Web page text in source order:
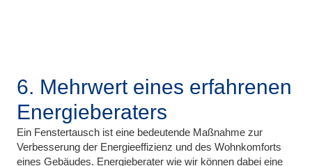
6. Mehrwert eines erfahrenen
Energieberaters
Ein Fenstertausch ist eine bedeutende Maßnahme zur
Verbesserung der Energieeffizienz und des Wohnkomforts
eines Gebäudes. Energieberater wie wir können dabei eine